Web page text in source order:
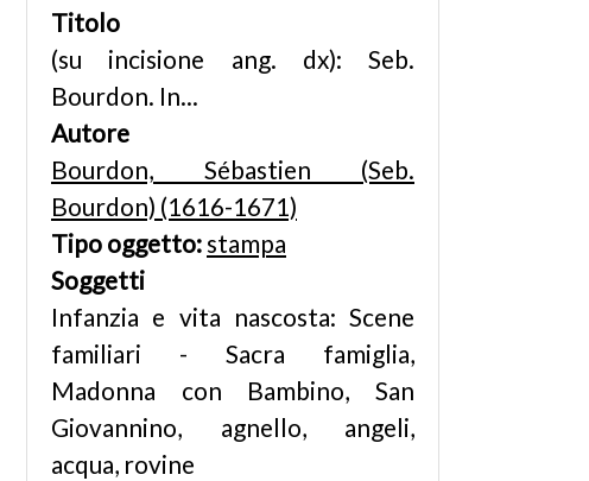
Titolo
(su incisione ang. dx): Seb.
Bourdon. In...
Autore
Bourdon, Sébastien (Seb.
Bourdon) (1616-1671)
Tipo oggetto:stampa
Soggetti
Infanzia e vita nascosta: Scene
familiari - Sacra famiglia,
Madonna con Bambino, San
Giovannino, agnello, angeli,
acqua, rovine